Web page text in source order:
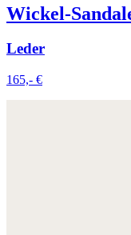
Wickel-
Leder
165,- €